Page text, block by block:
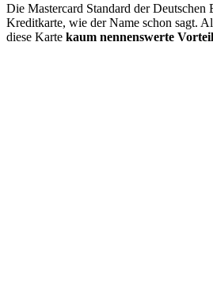
Die Mastercard Standard der Deutschen
Kreditkarte, wie der Name schon sagt.
diese Karte kaum nennenswerte